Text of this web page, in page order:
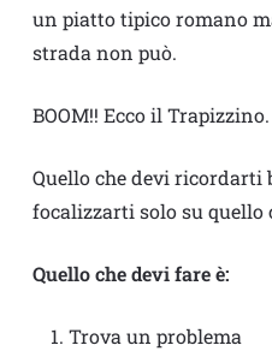
un piatto tipico romano
strada non può.
BOOM!! Ecco il Trapizzino.
Quello che devi ricordarti
focalizzarti solo su quello
Quello che devi fare è:
Trova un problema